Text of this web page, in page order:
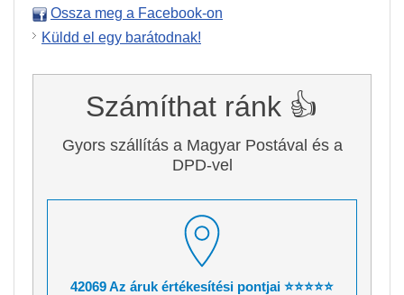
Ossza meg a Facebook-on
Küldd el egy barátodnak!
Számíthat ránk 👍
Gyors szállítás a Magyar Postával és a
DPD-vel
42069 Az áruk értékesítési pontjai ⭐⭐⭐⭐⭐